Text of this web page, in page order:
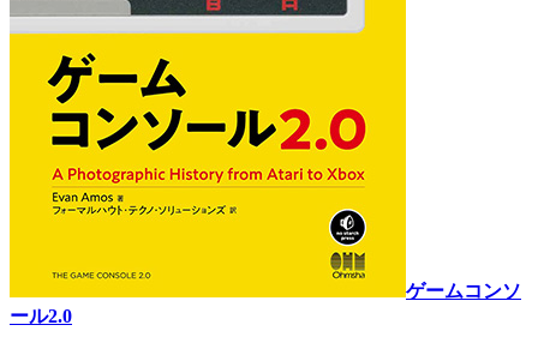
ゲームコンソ
ール2.0